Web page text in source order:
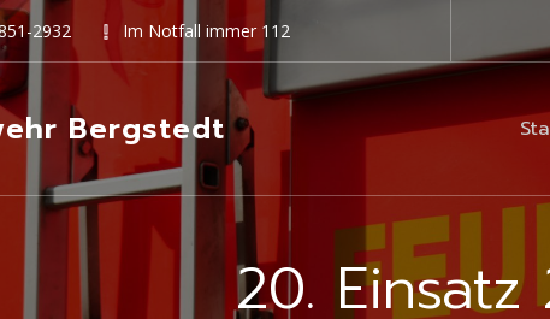
2932 Im Notfall immer 112
Bergstedt
20. Einsatz